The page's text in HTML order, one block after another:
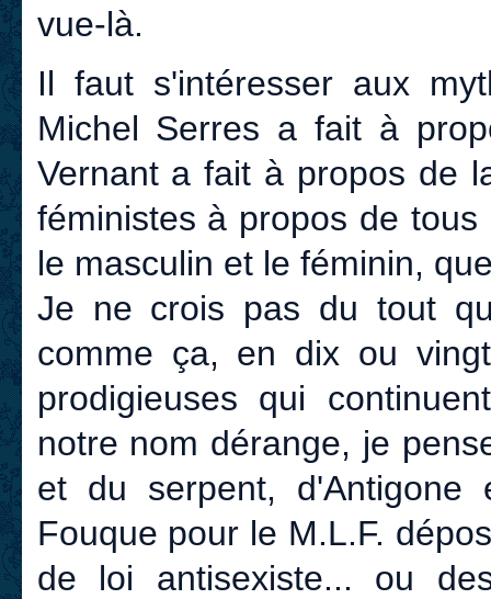
vue-là.
Il faut s'intéresser aux
Michel Serres a fait à
Vernant a fait à propos de
féministes à propos de
le masculin et le féminin,
Je ne crois pas du tout
comme ça, en dix ou
prodigieuses qui
notre nom dérange, je
et du serpent, d'Antigone
Fouque pour le M.L.F.
de loi antisexiste... ou